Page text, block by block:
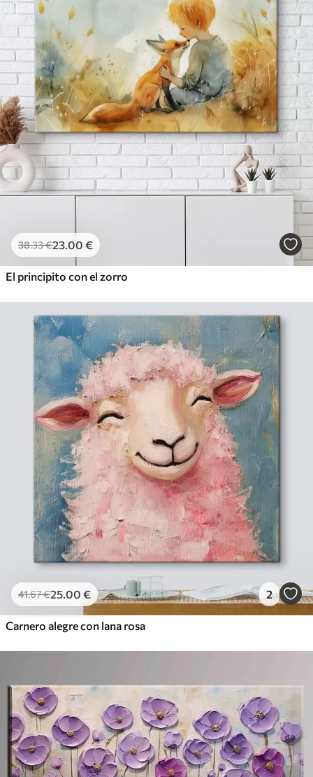
38.33€23.00 €
El principito con el zorro
41.67€25.00 € 2
Carnero alegre con lana rosa